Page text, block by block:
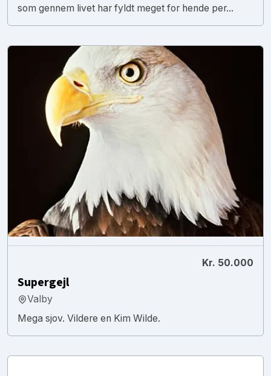
som gennem livet har fyldt meget for hende per...
Kr. 50.000
Supergejl
Valby
Mega sjov. Vildere en Kim Wilde.